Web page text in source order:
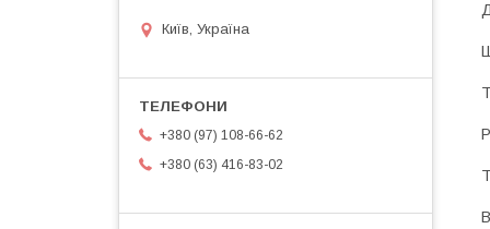
Київ, Україна
+380 (97) 108-66-62
+380 (63) 416-83-02